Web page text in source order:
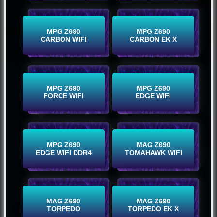
MPG Z690
CARBON WIFI
Koop nu
MPG Z690
CARBON EK X
Koop nu
MPG Z690
FORCE WIFI
Koop nu
MPG Z690
EDGE WIFI
Koop nu
MPG Z690
EDGE WIFI DDR4
Koop nu
MAG Z690
TOMAHAWK WIFI
Koop nu
MAG Z690
TORPEDO
Koop nu
MAG Z690
TORPEDO EK X
Koop nu